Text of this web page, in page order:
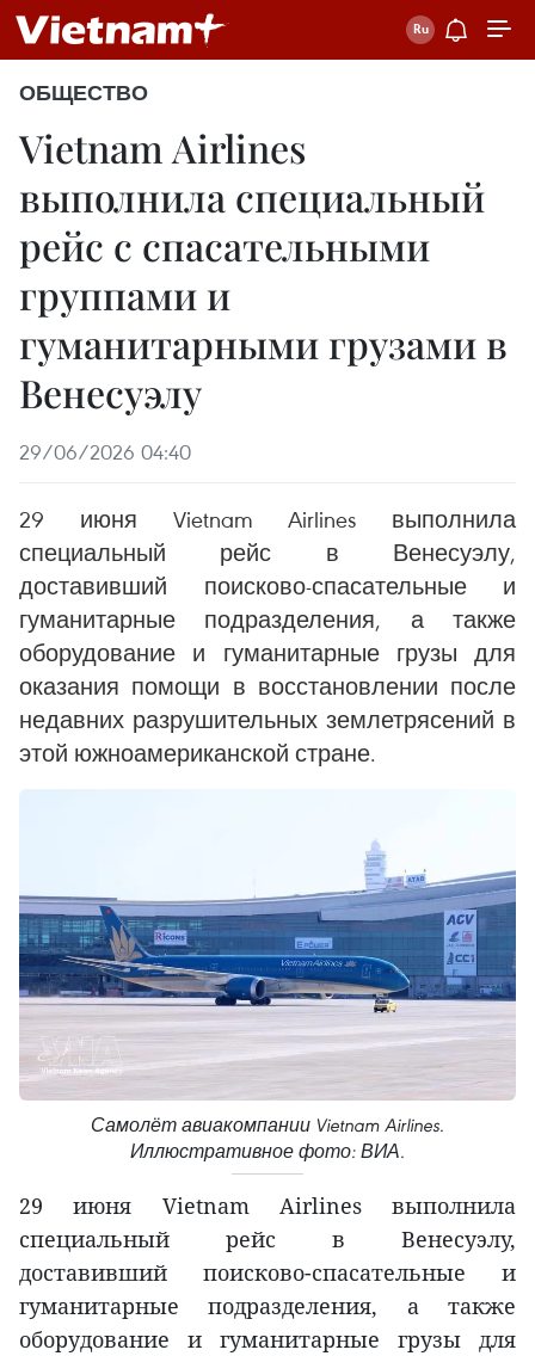
ОБЩЕСТВО
Vietnam Airlines
выполнила специальный
рейс с спасательными
группами и
гуманитарными грузами в
Венесуэлу
29/06/2026 04:40
29 июня Vietnam Airlines выполнила
специальный рейс в Венесуэлу,
доставивший поисково-спасательные и
гуманитарные подразделения, а также
оборудование и гуманитарные грузы для
оказания помощи в восстановлении после
недавних разрушительных землетрясений в
этой южноамериканской стране.
Самолёт авиакомпании Vietnam Airlines.
Иллюстративное фото: ВИА.
29 июня Vietnam Airlines выполнила
специальный рейс в Венесуэлу,
доставивший поисково-спасательные и
гуманитарные подразделения, а также
оборудование и гуманитарные грузы для